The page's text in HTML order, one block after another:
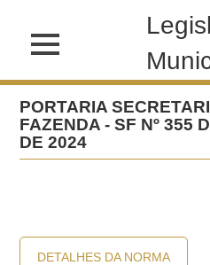
PORTARIA
FAZENDA - SF Nº 355
DE 2024
DETALHES DA NORMA